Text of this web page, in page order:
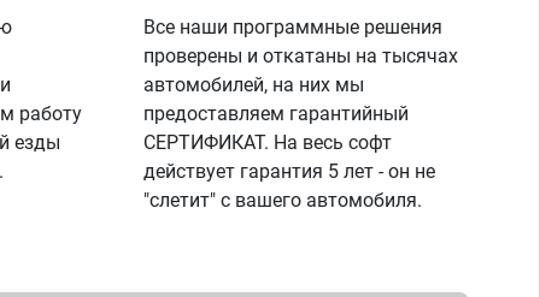
работу
езды
Все наши программные решения
проверены и откатаны на тысячах
автомобилей, на них мы
предоставляем гарантийный
СЕРТИФИКАТ. На весь софт
действует гарантия 5 лет - он не
"слетит" с вашего автомобиля.